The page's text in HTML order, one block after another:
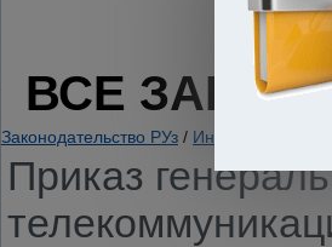
ВСЕ
Законодательство РУз / Информация.
Приказ